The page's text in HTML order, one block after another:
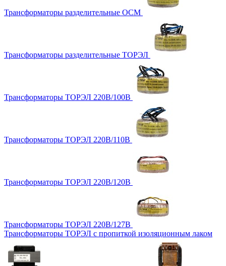
Трансформаторы разделительные ОСМ
Трансформаторы разделительные ТОРЭЛ
Трансформаторы ТОРЭЛ 220В/100В
Трансформаторы ТОРЭЛ 220В/110В
Трансформаторы ТОРЭЛ 220В/120В
Трансформаторы ТОРЭЛ 220В/127В
Трансформаторы ТОРЭЛ с пропиткой изоляционным лаком